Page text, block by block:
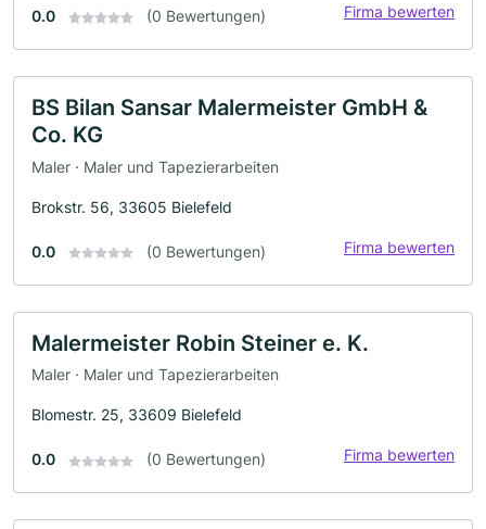
0.0 (0 Bewertungen) Firma bewerten
BS Bilan Sansar Malermeister GmbH &
Co. KG
Maler · Maler und Tapezierarbeiten
Brokstr. 56, 33605 Bielefeld
0.0 (0 Bewertungen) Firma bewerten
Malermeister Robin Steiner e. K.
Maler · Maler und Tapezierarbeiten
Blomestr. 25, 33609 Bielefeld
0.0 (0 Bewertungen) Firma bewerten